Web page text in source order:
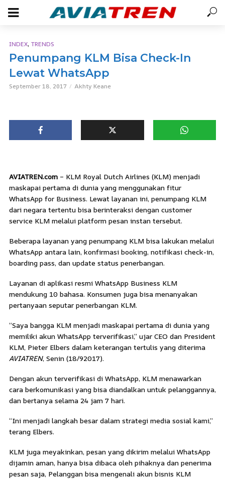
INDEX, TRENDS
Penumpang KLM Bisa Check-In
Lewat WhatsApp
September 18, 2017 Akhty Keane
AVIATREN.com – KLM Royal Dutch Airlines (KLM) menjadi
maskapai pertama di dunia yang menggunakan fitur
WhatsApp for Business. Lewat layanan ini, penumpang KLM
dari negara tertentu bisa berinteraksi dengan customer
service KLM melalui platform pesan instan tersebut.
Beberapa layanan yang penumpang KLM bisa lakukan melalui
WhatsApp antara lain, konfirmasi booking, notifikasi check-in,
boarding pass, dan update status penerbangan.
Layanan di aplikasi resmi WhatsApp Business KLM
mendukung 10 bahasa. Konsumen juga bisa menanyakan
pertanyaan seputar penerbangan KLM.
“Saya bangga KLM menjadi maskapai pertama di dunia yang
memiliki akun WhatsApp terverifikasi,” ujar CEO dan President
KLM, Pieter Elbers dalam keterangan tertulis yang diterima
AVIATREN, Senin (18/92017).
Dengan akun terverifikasi di WhatsApp, KLM menawarkan
cara berkomunikasi yang bisa diandalkan untuk pelanggannya,
dan bertanya selama 24 jam 7 hari.
“Ini menjadi langkah besar dalam strategi media sosial kami,”
terang Elbers.
KLM juga meyakinkan, pesan yang dikirim melalui WhatsApp
dijamin aman, hanya bisa dibaca oleh pihaknya dan penerima
pesan saja, Pelanggan bisa mengenali akun bisnis KLM